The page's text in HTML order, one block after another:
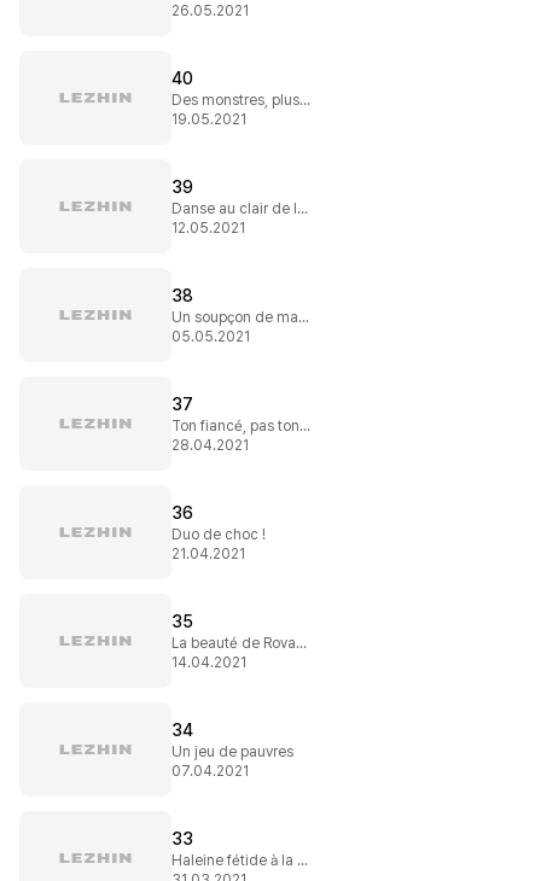
26.05.2021
40
Des monstres, plus de monstres !
19.05.2021
39
Danse au clair de lune
12.05.2021
38
Un soupçon de magie pour beaucoup d'ennuis
05.05.2021
37
Ton fiancé, pas ton cobaye !
28.04.2021
36
Duo de choc !
21.04.2021
35
La beauté de Rovacasha
14.04.2021
34
Un jeu de pauvres
07.04.2021
33
Haleine fétide à la rescousse !